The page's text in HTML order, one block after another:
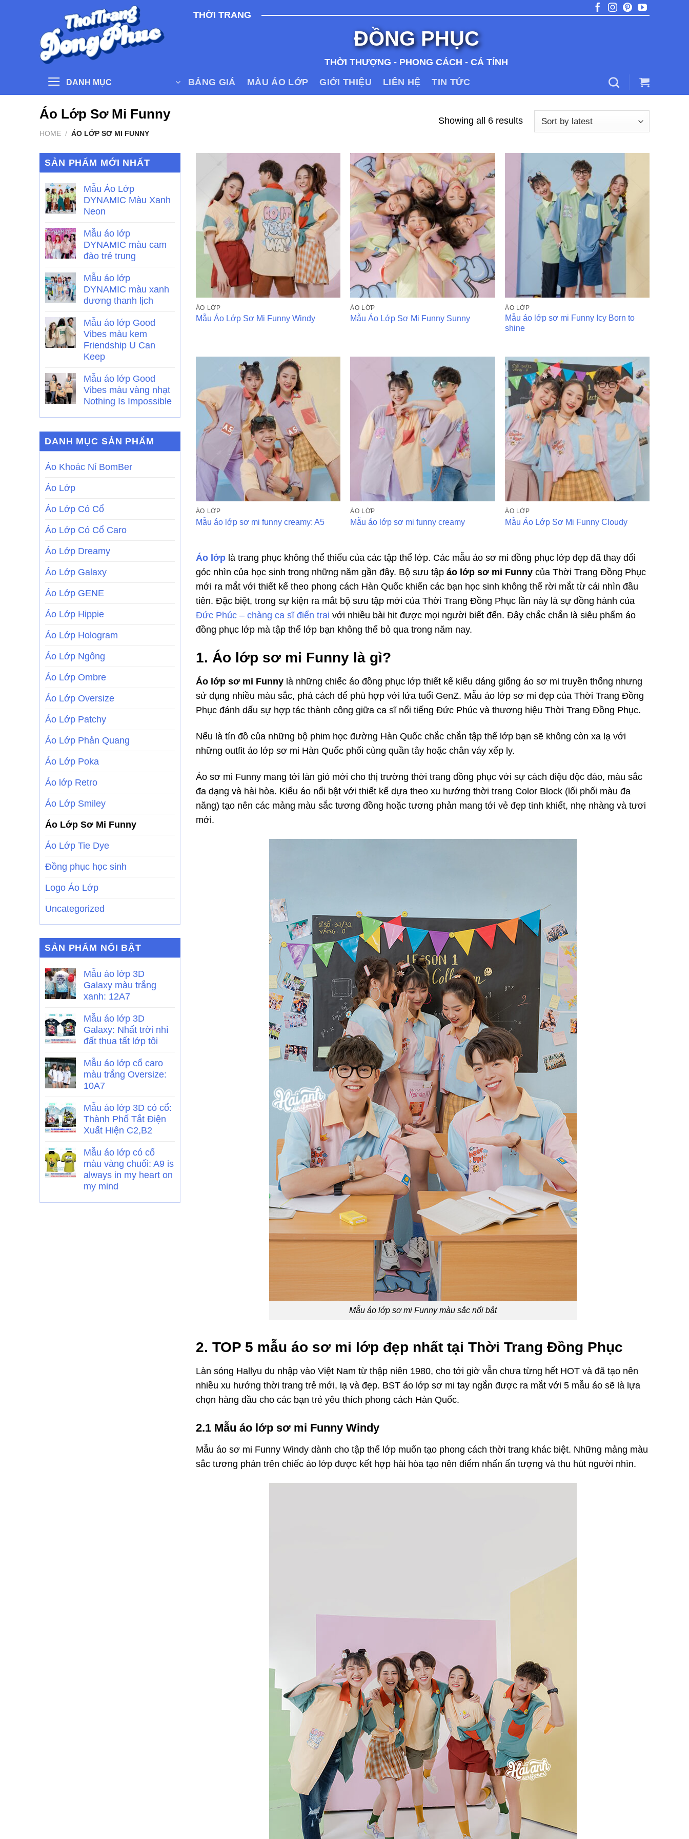
THỜI TRANG
ĐỒNG PHỤC
THỜI THƯỢNG - PHONG CÁCH - CÁ TÍNH
DANH MỤC BẢNG GIÁ MÀU ÁO LỚP GIỚI THIỆU LIÊN HỆ TIN TỨC
Áo Lớp Sơ Mi Funny
HOME / ÁO LỚP SƠ MI FUNNY
Showing all 6 results
SẢN PHẨM MỚI NHẤT
Mẫu Áo Lớp
DYNAMIC Màu Xanh
Neon
Mẫu áo lớp
DYNAMIC màu cam
đào trẻ trung
Mẫu áo lớp
DYNAMIC màu xanh
dương thanh lịch
Mẫu áo lớp Good
Vibes màu kem
Friendship U Can
Keep
Mẫu áo lớp Good
Vibes màu vàng nhạt
Nothing Is Impossible
DANH MỤC SẢN PHẨM
Áo Khoác Nỉ BomBer
Áo Lớp
Áo Lớp Có Cổ
Áo Lớp Có Cổ Caro
Áo Lớp Dreamy
Áo Lớp Galaxy
Áo Lớp GENE
Áo Lớp Hippie
Áo Lớp Hologram
Áo Lớp Ngông
Áo Lớp Ombre
Áo Lớp Oversize
Áo Lớp Patchy
Áo Lớp Phản Quang
Áo Lớp Poka
Áo lớp Retro
Áo Lớp Smiley
Áo Lớp Sơ Mi Funny
Áo Lớp Tie Dye
Đồng phục học sinh
Logo Áo Lớp
Uncategorized
SẢN PHẨM NỔI BẬT
Mẫu áo lớp 3D
Galaxy màu trắng
xanh: 12A7
Mẫu áo lớp 3D
Galaxy: Nhất trời nhì
đất thua tất lớp tôi
Mẫu áo lớp cổ caro
màu trắng Oversize:
10A7
Mẫu áo lớp 3D có cổ:
Thành Phố Tắt Điện
Xuất Hiện C2,B2
Mẫu áo lớp có cổ
màu vàng chuối: A9 is
always in my heart on
my mind
ÁO LỚP
Mẫu Áo Lớp Sơ Mi Funny Windy
ÁO LỚP
Mẫu Áo Lớp Sơ Mi Funny Sunny
ÁO LỚP
Mẫu áo lớp sơ mi Funny Icy Born to
shine
ÁO LỚP
Mẫu áo lớp sơ mi funny creamy: A5
ÁO LỚP
Mẫu áo lớp sơ mi funny creamy
ÁO LỚP
Mẫu Áo Lớp Sơ Mi Funny Cloudy
Áo lớp là trang phục không thể thiếu của các tập thể lớp. Các mẫu áo sơ mi đồng phục lớp đẹp đã thay đổi
góc nhìn của học sinh trong những năm gần đây. Bộ sưu tập áo lớp sơ mi Funny của Thời Trang Đồng Phục
mới ra mắt với thiết kế theo phong cách Hàn Quốc khiến các bạn học sinh không thể rời mắt từ cái nhìn đầu
tiên. Đặc biệt, trong sự kiện ra mắt bộ sưu tập mới của Thời Trang Đồng Phục lần này là sự đồng hành của
Đức Phúc – chàng ca sĩ điển trai với nhiều bài hit được mọi người biết đến. Đây chắc chắn là siêu phẩm áo
đồng phục lớp mà tập thể lớp bạn không thể bỏ qua trong năm nay.
1. Áo lớp sơ mi Funny là gì?
Áo lớp sơ mi Funny là những chiếc áo đồng phục lớp thiết kế kiểu dáng giống áo sơ mi truyền thống nhưng
sử dụng nhiều màu sắc, phá cách để phù hợp với lứa tuổi GenZ. Mẫu áo lớp sơ mi đẹp của Thời Trang Đồng
Phục đánh dấu sự hợp tác thành công giữa ca sĩ nổi tiếng Đức Phúc và thương hiệu Thời Trang Đồng Phục.
Nếu là tín đồ của những bộ phim học đường Hàn Quốc chắc chắn tập thể lớp bạn sẽ không còn xa lạ với
những outfit áo lớp sơ mi Hàn Quốc phối cùng quần tây hoặc chân váy xếp ly.
Áo sơ mi Funny mang tới làn gió mới cho thị trường thời trang đồng phục với sự cách điệu độc đáo, màu sắc
đa dạng và hài hòa. Kiểu áo nổi bật với thiết kế dựa theo xu hướng thời trang Color Block (lối phối màu đa
năng) tạo nên các mảng màu sắc tương đồng hoặc tương phản mang tới vẻ đẹp tinh khiết, nhẹ nhàng và tươi
mới.
Mẫu áo lớp sơ mi Funny màu sắc nổi bật
2. TOP 5 mẫu áo sơ mi lớp đẹp nhất tại Thời Trang Đồng Phục
Làn sóng Hallyu du nhập vào Việt Nam từ thập niên 1980, cho tới giờ vẫn chưa từng hết HOT và đã tạo nên
nhiều xu hướng thời trang trẻ mới, lạ và đẹp. BST áo lớp sơ mi tay ngắn được ra mắt với 5 mẫu áo sẽ là lựa
chọn hàng đầu cho các bạn trẻ yêu thích phong cách Hàn Quốc.
2.1 Mẫu áo lớp sơ mi Funny Windy
Mẫu áo sơ mi Funny Windy dành cho tập thể lớp muốn tạo phong cách thời trang khác biệt. Những mảng màu
sắc tương phản trên chiếc áo lớp được kết hợp hài hòa tạo nên điểm nhấn ấn tượng và thu hút người nhìn.